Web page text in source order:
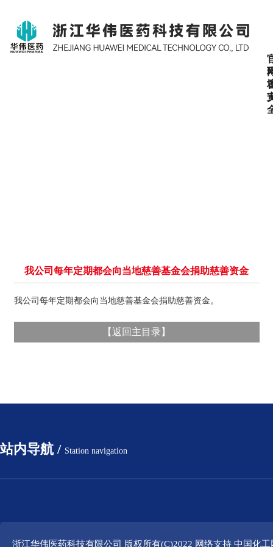
我公司每年定期都会向当地慈善基金会捐助慈善资金
我公司每年定期都会向当地慈善基金会捐助慈善资金。
【返回主目录 】
站内导航 / Station navigation
浙江华伟医药科技有限公司 版权所有(C)2022 网络支持 中国化工